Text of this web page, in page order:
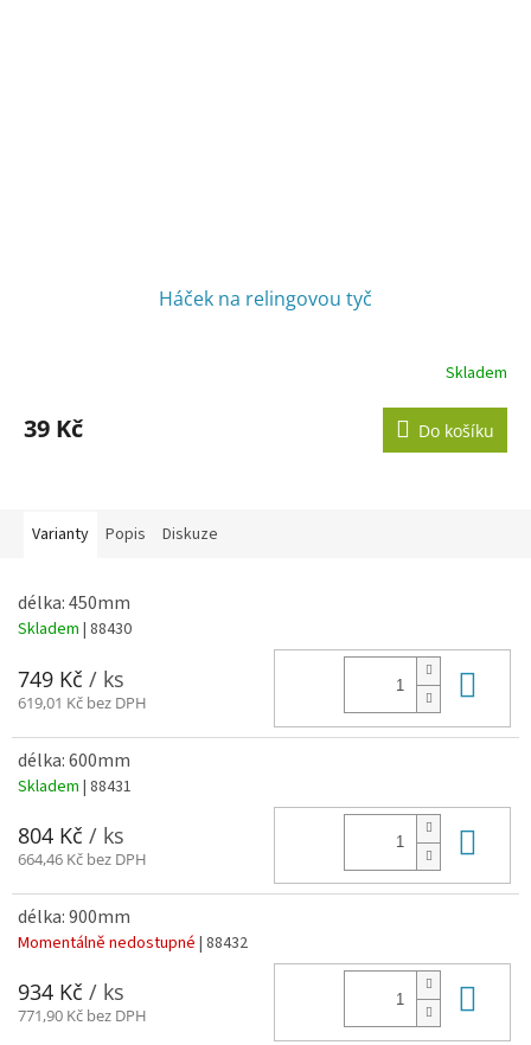
Háček na relingovou tyč
Skladem
39 Kč Do košíku
Varianty Popis Diskuze
délka: 450mm
Skladem | 88430
749 Kč / ks
619,01 Kč bez DPH
délka: 600mm
Skladem | 88431
804 Kč / ks
664,46 Kč bez DPH
délka: 900mm
Momentálně nedostupné | 88432
934 Kč / ks
771,90 Kč bez DPH